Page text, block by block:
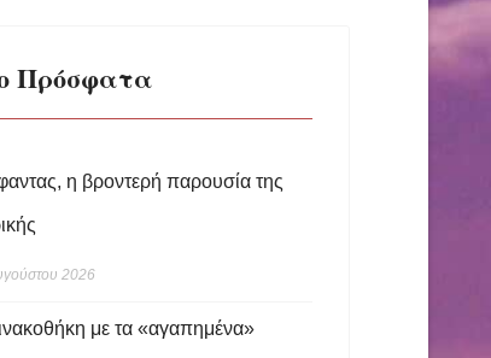
Πρόσφατα
η βροντερή παρουσία της
2026
με τα «αγαπημένα»